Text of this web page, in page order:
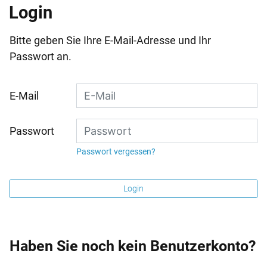
Login
Bitte geben Sie Ihre E-Mail-Adresse und Ihr
Passwort an.
E-Mail
Passwort
Passwort vergessen?
Login
Haben Sie noch kein Benutzerkonto?